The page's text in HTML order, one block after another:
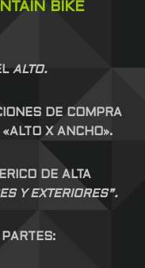
BIKE
ALTO.
DE COMPRA
X ANCHO».
DE ALTA
Y EXTERIORES”.